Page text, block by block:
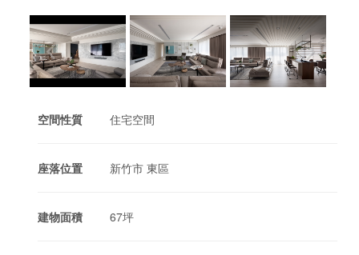
空間性質 住宅空間
座落位置 新竹市 東區
建物面積 67坪